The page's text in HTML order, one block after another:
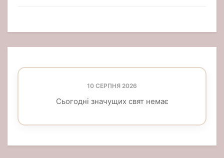
10 СЕРПНЯ 2026
Сьогодні значущих свят немає